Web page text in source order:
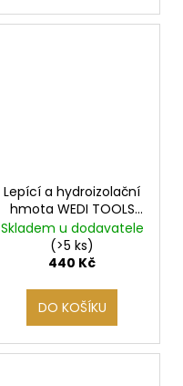
Lepící a hydroizolační
hmota WEDI TOOLS
610, 310 ml
Skladem u dodavatele
(>5 ks)
440 Kč
DO KOŠÍKU